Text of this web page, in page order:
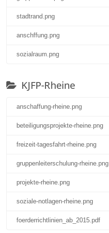
stadtrand.png
anschffung.png
sozialraum.png
KJFP-Rheine
anschaffung-rheine.png
beteiligungsprojekte-rheine.png
freizeit-tagesfahrt-rheine.png
gruppenleiterschulung-rheine.png
projekte-rheine.png
soziale-notlagen-rheine.png
foerderrichtlinien_ab_2015.pdf